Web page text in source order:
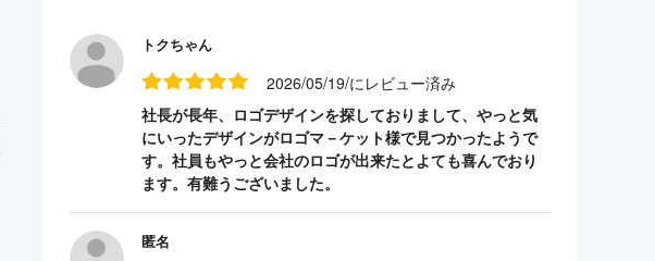
トクちゃん
2026/05/19/にレビュー済み
社長が長年、ロゴデザインを探しておりまして、やっと気
にいったデザインがロゴマ－ケット様で見つかったようで
す。社員もやっと会社のロゴが出来たとよても喜んでおり
ます。有難うございました。
匿名